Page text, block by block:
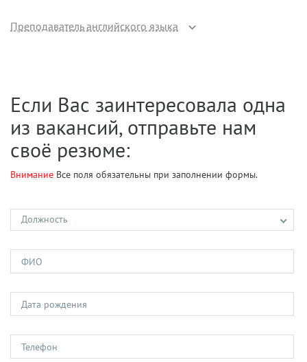
Преподаватель английского языка
Если Вас заинтересовала одна
из вакансий, отправьте нам
своё резюме:
Внимание Все поля обязательны при заполнении формы.
Должность